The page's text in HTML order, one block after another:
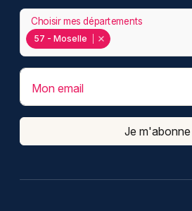
57 - Moselle
Choisir mes départements
Mon email
Je m'abonne